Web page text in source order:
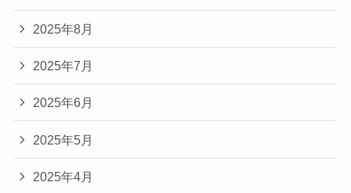
2025年8月
2025年7月
2025年6月
2025年5月
2025年4月